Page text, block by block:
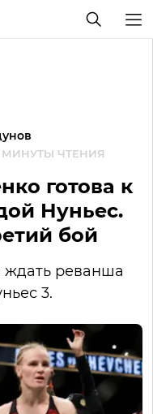
МИНУТЫ ЧТЕНИЯ
готова к
Нуньес.
бой
ждать реванша
3.